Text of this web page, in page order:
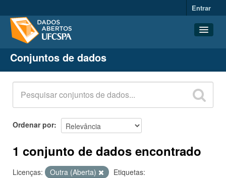
Entrar
Conjuntos de dados
Organizações
Grupos
Sobre
Conjuntos de dados
Ordenar por
1 conjunto de dados encontrado
Licenças: Outra (Aberta)
Etiquetas: